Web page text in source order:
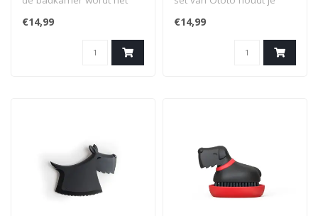
dagelijkse ritueel heel wat
leuk..
€14,99
tandenborstel en die van
je lief..
€14,99